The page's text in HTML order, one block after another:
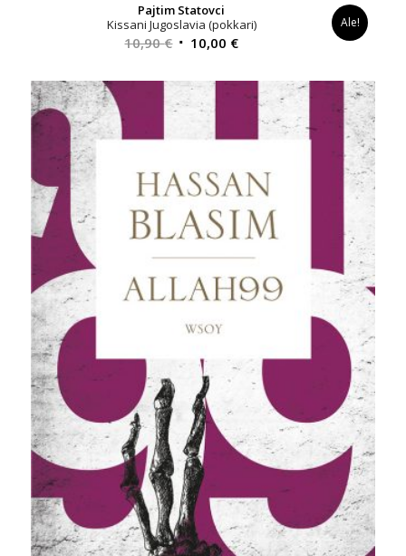
Pajtim Statovci
Kissani Jugoslavia (pokkari)
10,90€ Alkuperäinen
oli:
10,90 €.
10,00 €Nykyinen
on:
10,00 €.
Ale!